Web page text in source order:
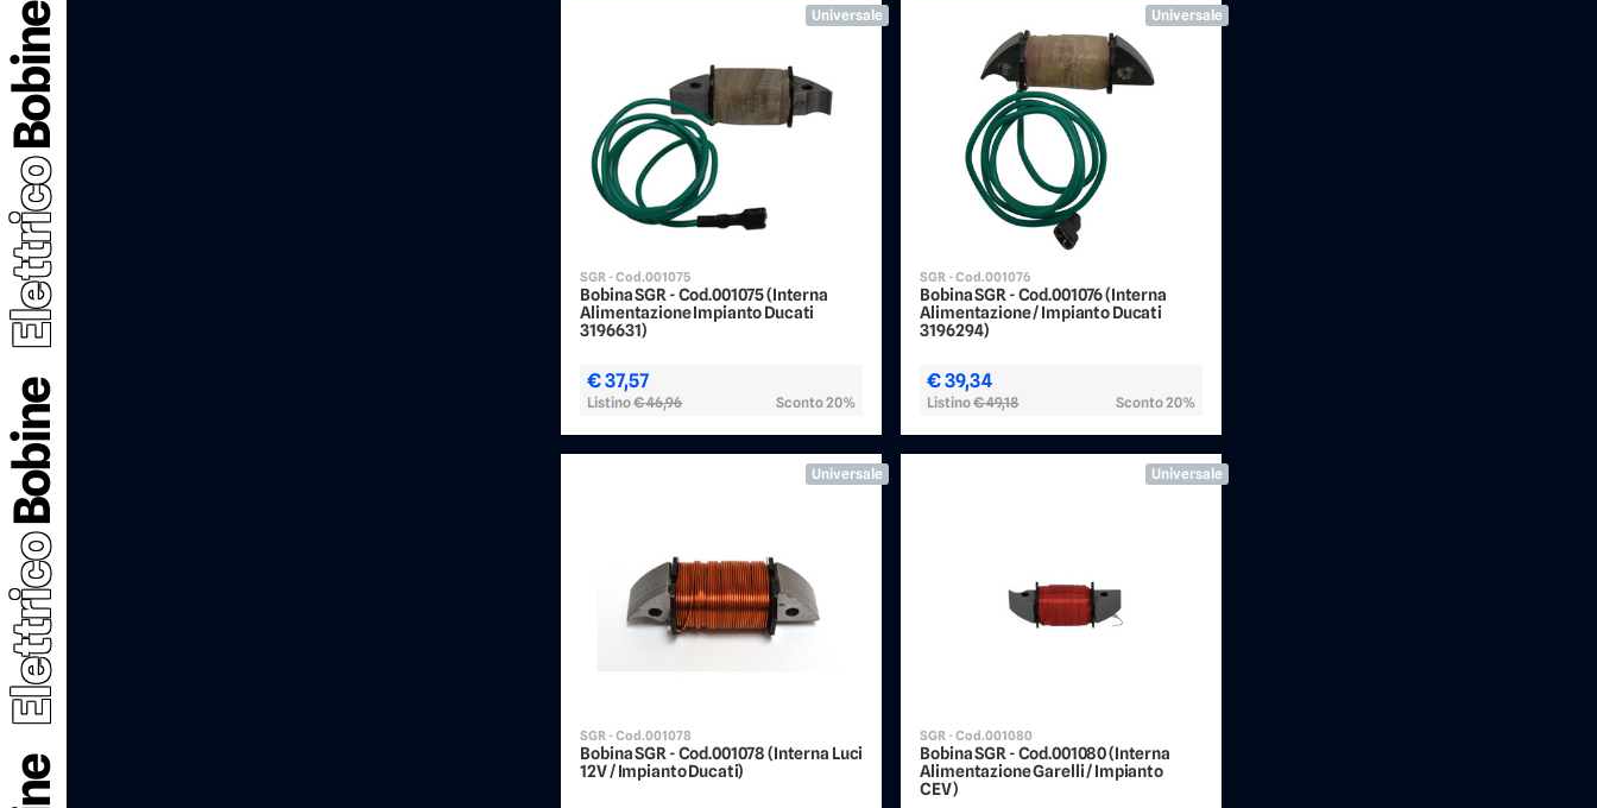
Elettrico
Bobine
Elettrico
Bobine Universale
SGR - Cod.001075
Bobina SGR - Cod.001075 (Interna
Alimentazione Impianto Ducati
3196631)
€ 37,57
Listino€ 46,96 Sconto 20%
Universale
SGR - Cod.001076
Bobina SGR - Cod.001076 (Interna
Alimentazione / Impianto Ducati
3196294)
€ 39,34
Listino€ 49,18 Sconto 20%
Universale
SGR - Cod.001078
Bobina SGR - Cod.001078 (Interna Luci
12V / Impianto Ducati)
Universale
SGR - Cod.001080
Bobina SGR - Cod.001080 (Interna
Alimentazione Garelli / Impianto
CEV)